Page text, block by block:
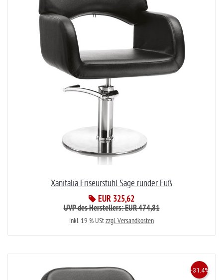
Xanitalia Friseurstuhl Sage runder Fuß
EUR 325,62
UVP des Herstellers: EUR 474,81
inkl. 19 % UStzzgl. Versandkosten
-31.4%